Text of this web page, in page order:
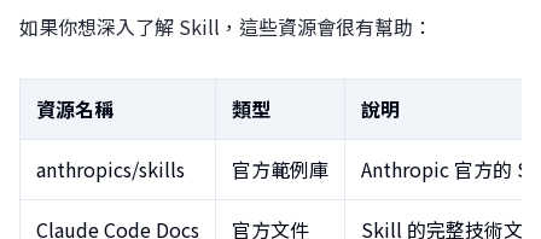
如果你想深入了解 Skill，這些資源會很有幫助：
資源名稱 類型 說明
anthropics/skills 官方範例庫 Anthropic 官方的
Claude Code Docs 官方文件 Skill 的完整技術文